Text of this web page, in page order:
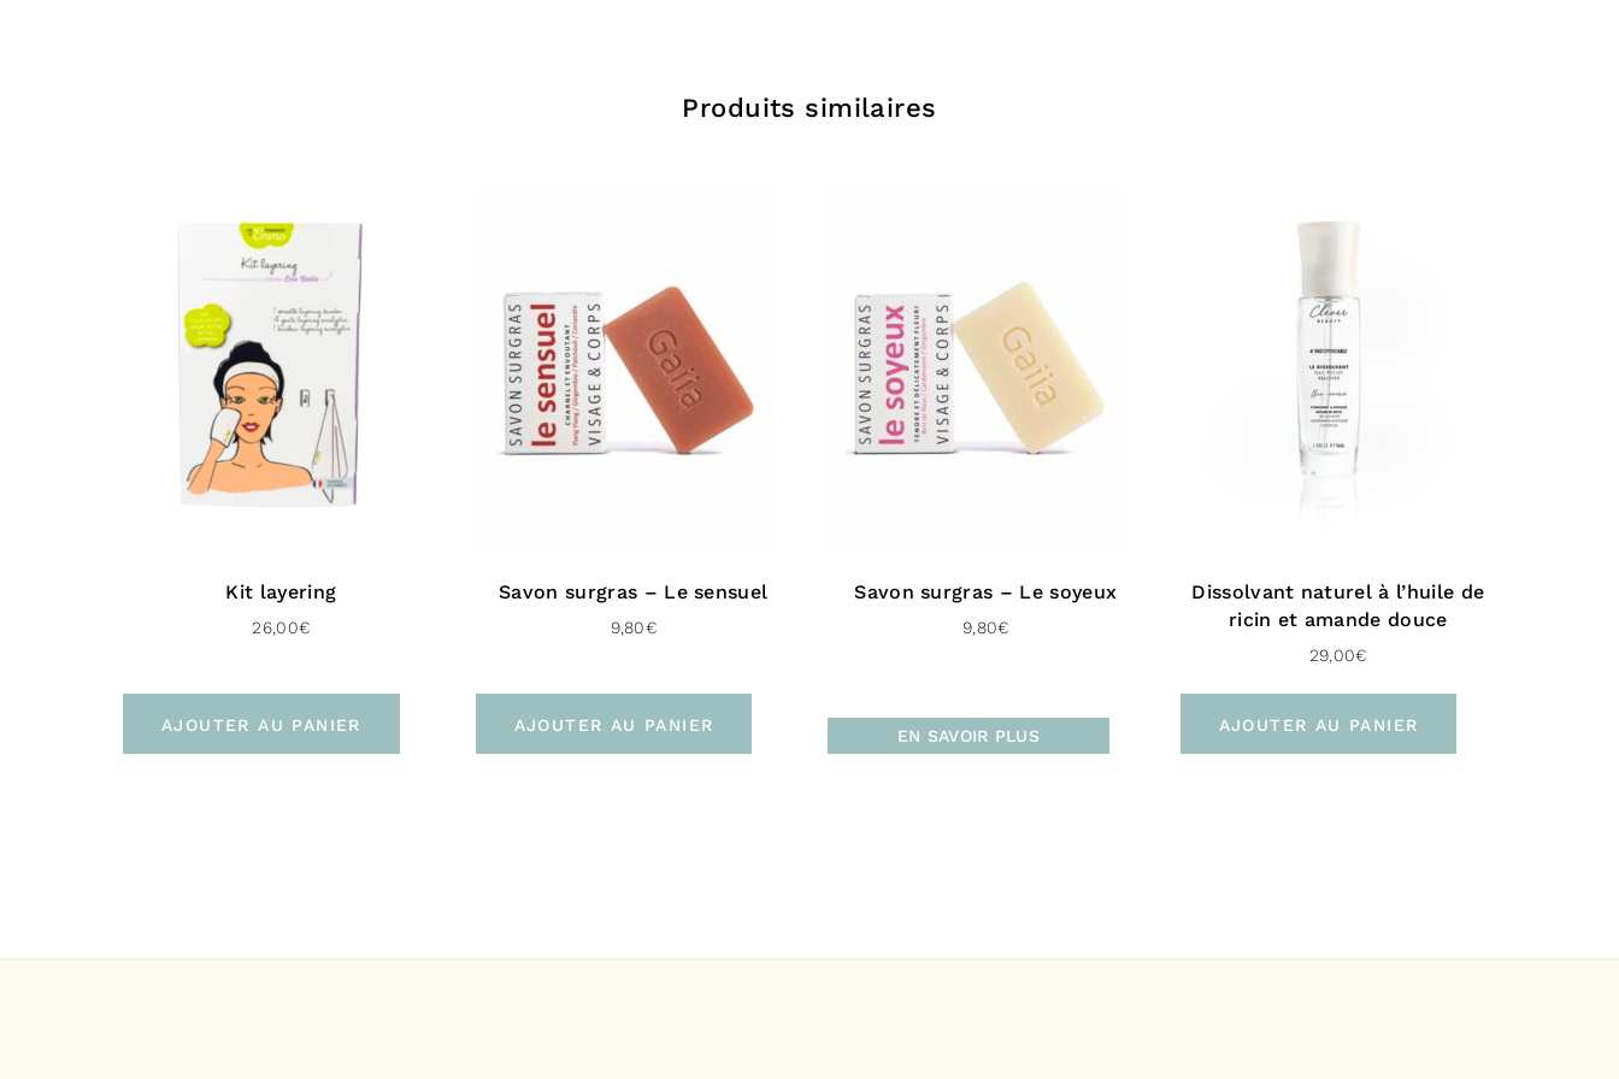
Produits similaires
Kit layering
26,00€
AJOUTER AU PANIER
Savon surgras – Le sensuel
9,80€
AJOUTER AU PANIER
Savon surgras – Le soyeux
9,80€
EN SAVOIR PLUS
Dissolvant naturel à l’huile de
ricin et amande douce
29,00€
AJOUTER AU PANIER